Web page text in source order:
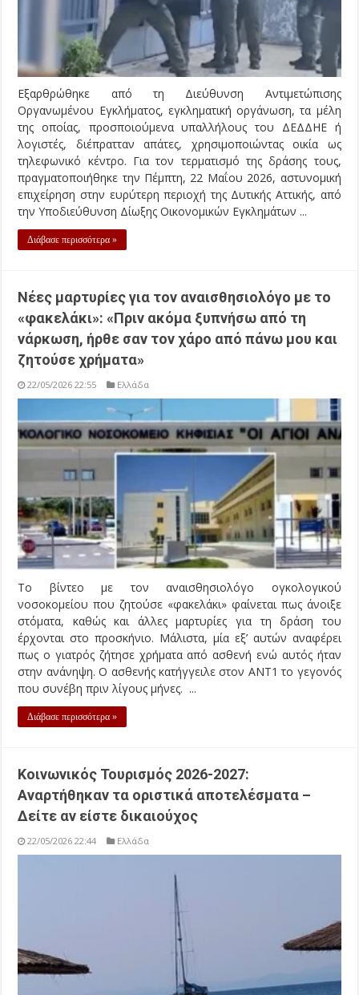
Εξαρθρώθηκε από τη Διεύθυνση Αντιμετώπισης
Οργανωμένου Εγκλήματος, εγκληματική οργάνωση, τα μέλη
της οποίας, προσποιούμενα υπαλλήλους του ΔΕΔΔΗΕ ή
λογιστές, διέπρατταν απάτες, χρησιμοποιώντας οικία ως
τηλεφωνικό κέντρο. Για τον τερματισμό της δράσης τους,
πραγματοποιήθηκε την Πέμπτη, 22 Μαΐου 2026, αστυνομική
επιχείρηση στην ευρύτερη περιοχή της Δυτικής Αττικής, από
την Υποδιεύθυνση Δίωξης Οικονομικών Εγκλημάτων ...
Διάβασε περισσότερα »
Νέες μαρτυρίες για τον αναισθησιολόγο με το
«φακελάκι»: «Πριν ακόμα ξυπνήσω από τη
νάρκωση, ήρθε σαν τον χάρο από πάνω μου και
ζητούσε χρήματα»
22/05/2026 22:55 Ελλάδα
Το βίντεο με τον αναισθησιολόγο ογκολογικού
νοσοκομείου που ζητούσε «φακελάκι» φαίνεται πως άνοιξε
στόματα, καθώς και άλλες μαρτυρίες για τη δράση του
έρχονται στο προσκήνιο. Μάλιστα, μία εξ’ αυτών αναφέρει
πως ο γιατρός ζήτησε χρήματα από ασθενή ενώ αυτός ήταν
στην ανάνηψη. Ο ασθενής κατήγγειλε στον ANT1 το γεγονός
που συνέβη πριν λίγους μήνες. ...
Διάβασε περισσότερα »
Κοινωνικός Τουρισμός 2026-2027:
Αναρτήθηκαν τα οριστικά αποτελέσματα –
Δείτε αν είστε δικαιούχος
22/05/2026 22:44 Ελλάδα